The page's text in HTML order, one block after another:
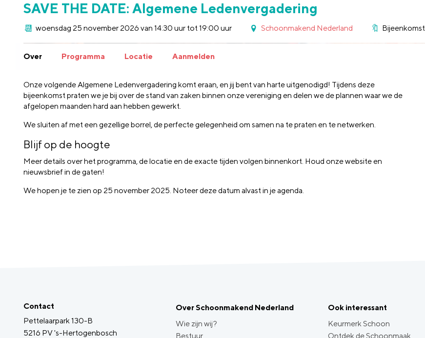
SAVE THE DATE: Algemene Ledenvergadering
woensdag 25 november 2026 van 14:30 uur tot 19:00 uur Schoonmakend Nederland Bijeenkomst
Over Programma Locatie Aanmelden
Onze volgende Algemene Ledenvergadering komt eraan, en jij bent van harte uitgenodigd! Tijdens deze
bijeenkomst praten we je bij over de stand van zaken binnen onze vereniging en delen we de plannen waar we de
afgelopen maanden hard aan hebben gewerkt.
We sluiten af met een gezellige borrel, de perfecte gelegenheid om samen na te praten en te netwerken.
Blijf op de hoogte
Meer details over het programma, de locatie en de exacte tijden volgen binnenkort. Houd onze website en
nieuwsbrief in de gaten!
We hopen je te zien op 25 november 2025. Noteer deze datum alvast in je agenda.
Contact
Pettelaarpark 130-B
5216 PV 's-Hertogenbosch
Over Schoonmakend Nederland
Wie zijn wij?
Bestuur
Ook interessant
Keurmerk Schoon
Ontdek de Schoonmaak